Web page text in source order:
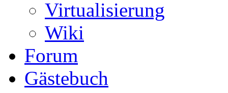
Virtualisierung
Wiki
Forum
Gästebuch